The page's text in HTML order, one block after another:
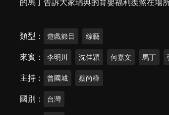
的馬丁告訴大家瑞典的育嬰福利羨煞在場所
類型 遊戲節目 綜藝
來賓 李明川 沈佳穎 何嘉文 馬丁
主持 曾國城 蔡尚樺
國別 台灣